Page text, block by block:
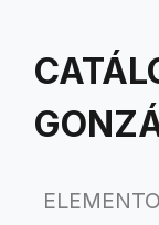
contenido